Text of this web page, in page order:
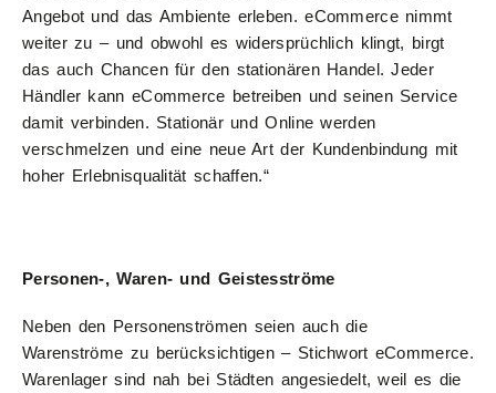
Angebot und das Ambiente erleben. eCommerce nimmt
weiter zu – und obwohl es widersprüchlich klingt, birgt
das auch Chancen für den stationären Handel. Jeder
Händler kann eCommerce betreiben und seinen Service
damit verbinden. Stationär und Online werden
verschmelzen und eine neue Art der Kundenbindung mit
hoher Erlebnisqualität schaffen.“
Personen-, Waren- und Geistesströme
Neben den Personenströmen seien auch die
Warenströme zu berücksichtigen – Stichwort eCommerce.
Warenlager sind nah bei Städten angesiedelt, weil es die